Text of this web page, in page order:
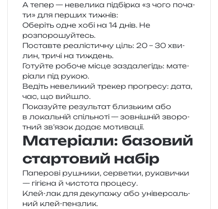
А тепер — неве­ли­ка під­бір­ка «з чого поча­
ти» для пер­ших тижнів:
Оберіть одне хобі на 14 днів. Не
розпорошуйтесь.
Поставте реа­лі­сти­чну ціль: 20 – 30 хви­
лин, тричі на тиждень.
Готуйте робо­че місце зазда­ле­гідь: мате­
рі­а­ли під рукою.
Ведіть неве­ли­кий тре­кер про­гре­су: дата,
час, що вийшло.
Показуйте резуль­тат близь­ким або
в локаль­ній спіль­но­ті — зов­ні­шній зво­ро­
тний зв’язок додає мотивації.
Матеріали: базовий
стартовий набір
Паперові рушни­ки, сер­ве­тки, рука­ви­чки
— гігі­є­на й чисто­та процесу.
Клей-лак для деку­па­жу або уні­вер­саль­
ний клей-пензлик.